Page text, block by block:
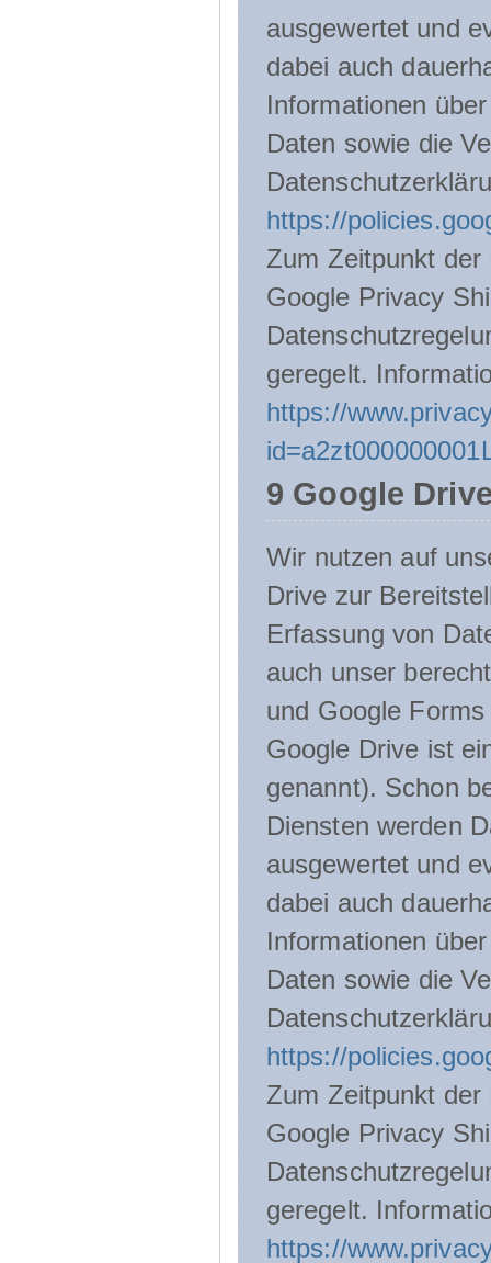
ausgewertet und
dabei auch
Informationen
Daten sowie die
https://
Zum Zeitpunkt der
Google Privacy
geregelt.
https://
9 Google
Wir nutzen auf
Drive zur
Erfassung von
auch unser
und Google
Google Drive ist
genannt). Schon
Diensten werden
ausgewertet und
dabei auch
Informationen
Daten sowie die
https://
Zum Zeitpunkt der
Google Privacy
geregelt.
https://